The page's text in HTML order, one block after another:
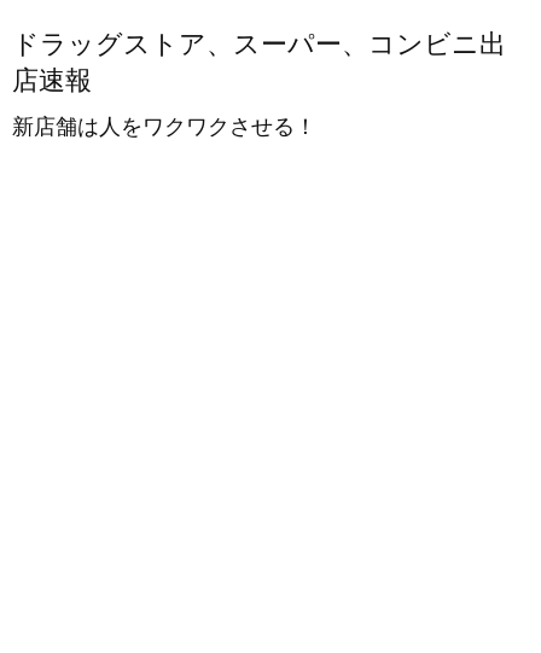
ドラッグストア、スーパー、コンビニ出
店速報
新店舗は人をワクワクさせる！